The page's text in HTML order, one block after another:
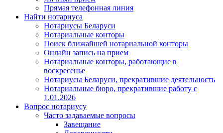
Прямая телефонная линия
Найти нотариуса
Нотариусы Беларуси
Нотариальные конторы
Поиск ближайшей нотариальной конторы
Онлайн запись на прием
Нотариальные конторы, работающие в
воскресенье
Нотариусы Беларуси, прекратившие деятельность
Нотариальные бюро, прекратившие работу с
1.01.2026
Вопрос нотариусу
Часто задаваемые вопросы
Завещание